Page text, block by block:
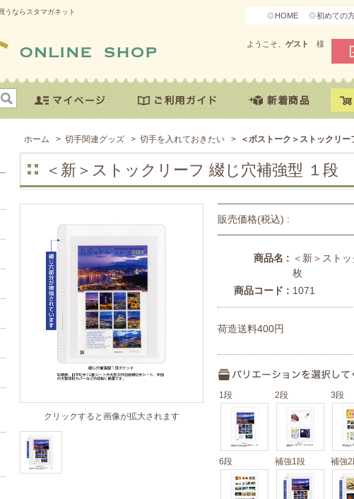
うならスタマガネット HOME 初めての
ようこそ、 ゲスト 様
ホーム > 切手関連グッズ > 切手を入れておきたい > ＜ボストーク＞ストックリー
＜新＞ストックリーフ 綴じ穴補強型 １段
クリックすると画像が拡大されます
販売価格(税込) :
商品名 : ＜新＞スト
枚
商品コード : 1071
荷造送料400円
1段 2段 3段
6段 補強1段 補強